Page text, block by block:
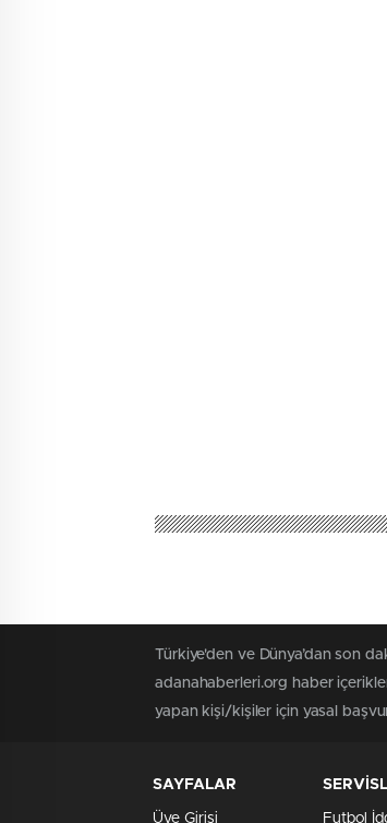
Türkiye'den ve Dünya’dan son
adanahaberleri.org haber
yapan kişi/kişiler için yasal
SAYFALAR
Üye Girişi Futbol